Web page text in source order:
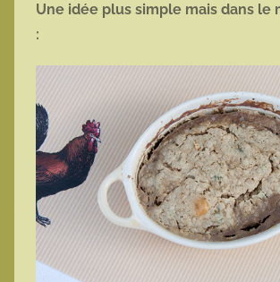
Une idée plus simple mais dans le
: